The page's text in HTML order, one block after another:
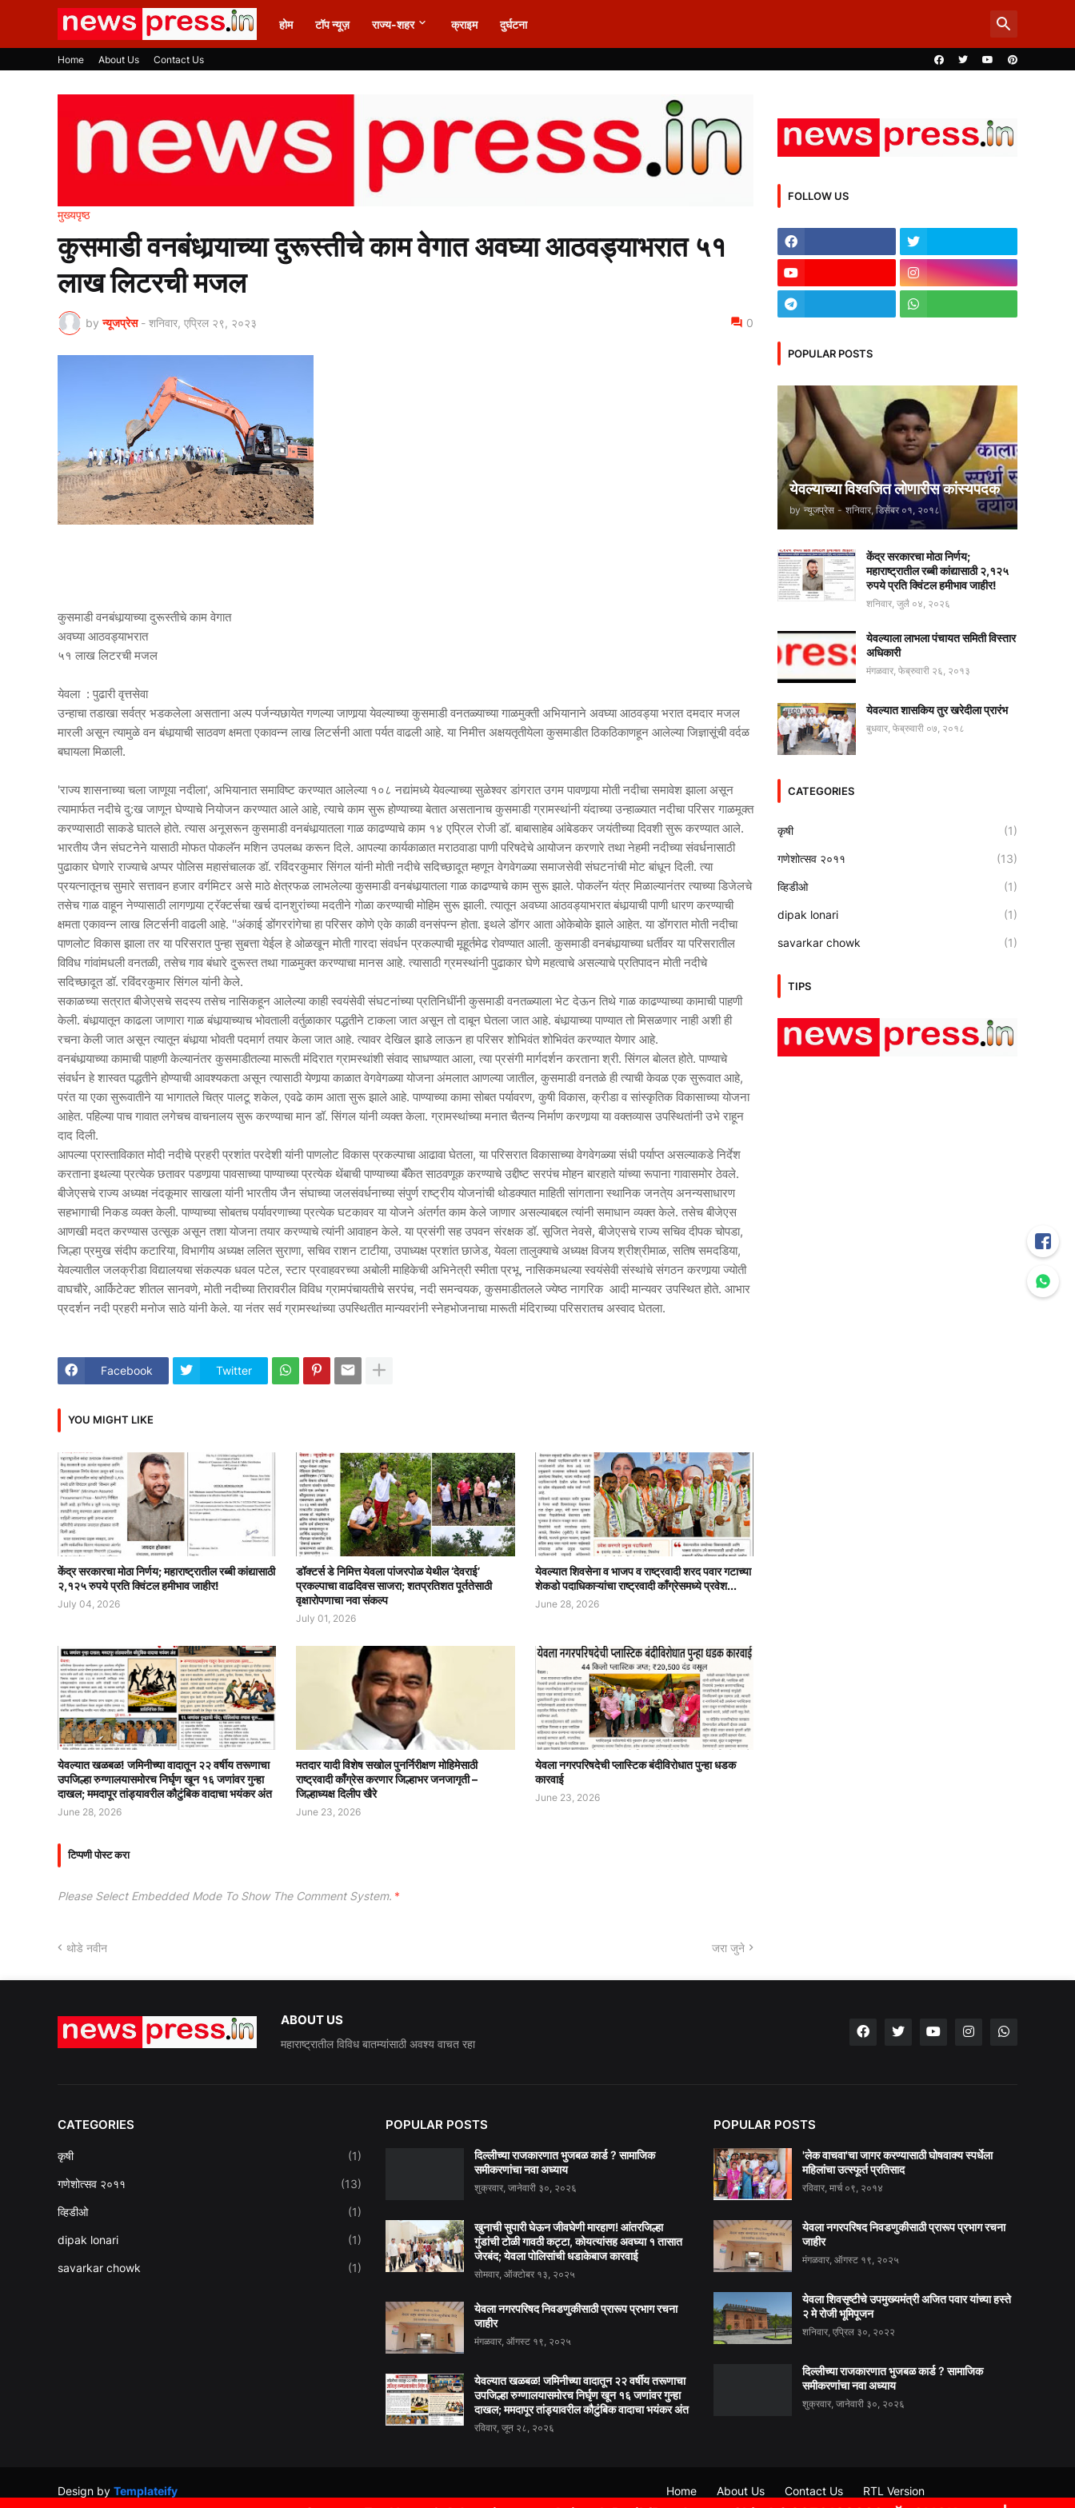
होम टॉप न्यूज़ राज्य-शहर क्राइम दुर्घटना
Home About Us Contact Us
मुख्यपृष्ठ
कुसमाडी वनबंधार्‍याच्या दुरूस्तीचे काम वेगात अवघ्या आठवड्याभरात ५१
लाख लिटरची मजल
by न्यूजप्रेस - शनिवार, एप्रिल २९, २०२३ 0
कुसमाडी वनबंधार्‍याच्या दुरूस्तीचे काम वेगात
अवघ्या आठवड्याभरात
५१ लाख लिटरची मजल
येवला : पुढारी वृत्तसेवा
उन्हाचा तडाखा सर्वत्र भडकलेला असताना अल्प पर्जन्यछायेत गणल्या जाणार्‍या येवल्याच्या कुसमाडी वनतळ्याच्या गाळमुक्ती अभियानाने अवघ्या आठवड्या भरात दमदार मजल
मारली असून त्यामुळे वन बंधार्‍याची साठवण क्षमता एकावन्न लाख लिटर्सनी आता पर्यत वाढली आहे. या निमीत्त अक्षयतृतीयेला कुसमाडीत ठिकठिकाणहून आलेल्या जिज्ञासूंची वर्दळ
बघायला मिळाली.
'राज्य शासनाच्या चला जाणूया नदीला', अभियानात समाविष्ट करण्यात आलेल्या १०८ नद्यांमध्ये येवल्याच्या सुळेश्वर डांगरात उगम पावणार्‍या मोती नदीचा समावेश झाला असून
त्यामार्फत नदीचे दु:ख जाणून घेण्याचे नियोजन करण्यात आले आहे, त्याचे काम सुरू होण्याच्या बेतात असतानाच कुसमाडी ग्रामस्थांनी यंदाच्या उन्हाळ्यात नदीचा परिसर गाळमूक्त
करण्यासाठी साकडे घातले होते. त्यास अनूसरून कुसमाडी वनबंधार्‍यातला गाळ काढण्याचे काम १४ एप्रिल रोजी डॉ. बाबासाहेब आंबेडकर जयंतीच्या दिवशी सुरू करण्यात आले.
भारतीय जैन संघटनेने यासाठी मोफत पोकलॅन मशिन उपलब्ध करून दिले. आपल्या कार्यकाळात मराठवाडा पाणी परिषदेचे आयोजन करणारे तथा नेहमी नदीच्या संवर्धनासाठी
पुढाकार घेणारे राज्याचे अप्पर पोलिस महासंचालक डॉ. रविंदरकुमार सिंगल यांनी मोती नदीचे सदिच्छादूत म्हणून वेगवेगळ्या समाजसेवी संघटनांची मोट बांधून दिली. त्या
प्रयत्नातूनच सुमारे सत्तावन हजार वर्गमिटर असे माठे क्षेत्रफळ लाभलेल्या कुसमाडी वनबंधार्‍यातला गाळ काढण्याचे काम सुरू झाले. पोकलॅन यंत्र मिळाल्यानंतर त्याच्या डिजेलचे
तसेच गाळ वाहून नेण्यासाठी लागणार्‍या ट्रॅक्टर्सचा खर्च दानशुरांच्या मदतीने गोळा करण्याची मोहिम सुरू झाली. त्यातून अवघ्या आठवड्याभरात बंधार्‍याची पाणी धारण करण्याची
क्षमता एकावन्न लाख लिटर्सनी वाढली आहे. ''अंकाई डोंगररांगेचा हा परिसर कोणे एके काळी वनसंपन्न होता. इथले डोंगर आता ओकेबोके झाले आहेत. या डोंगरात मोती नदीचा
पाणलोट विकास झाला तर या परिसरात पुन्हा सुबत्ता येईल हे ओळखून मोती गारदा संवर्धन प्रकल्पाची मूहूर्तमेढ रोवण्यात आली. कुसमाडी वनबंधार्‍याच्या धर्तीवर या परिसरातील
विविध गांवांमधली वनतळी, तसेच गाव बंधारे दुरूस्त तथा गाळमुक्त करण्याचा मानस आहे. त्यासाठी ग्रमस्थांनी पुढाकार घेणे महत्वाचे असल्याचे प्रतिपादन मोती नदीचे
सदिच्छादूत डॉ. रविंदरकुमार सिंगल यांनी केले.
सकाळच्या सत्रात बीजेएसचे सदस्य तसेच नासिकहून आलेल्या काही स्वयंसेवी संघटनांच्या प्रतिनिधींनी कुसमाडी वनतळ्याला भेट देऊन तिथे गाळ काढण्याच्या कामाची पाहणी
केली. बंधार्‍यातून काढला जाणारा गाळ बंधार्‍याच्याच भोवताली वर्तुळाकार पद्धतीने टाकला जात असून तो दाबून घेतला जात आहे. बंधार्‍याच्या पाण्यात तो मिसळणार नाही अशी ही
रचना केली जात असून त्यातून बंधार्‍या भोवती पदमार्ग तयार केला जात आहे. त्यावर देखिल झाडे लाऊन हा परिसर शोभिवंत शोभिवंत करण्यात येणार आहे.
वनबंधार्‍याच्या कामाची पाहणी केल्यानंतर कुसमाडीतल्या मारूती मंदिरात ग्रामस्थांशी संवाद साधण्यात आला, त्या प्रसंगी मार्गदर्शन करताना श्री. सिंगल बोलत होते. पाण्याचे
संवर्धन हे शास्वत पद्धतीने होण्याची आवश्यकता असून त्यासाठी येणार्‍या काळात वेगवेगळ्या योजना अंमलात आणल्या जातील, कुसमाडी वनतळे ही त्याची केवळ एक सुरूवात आहे,
परंत या एका सुरूवातीने या भागातले चित्र पालटू शकेल, एवढे काम आता सुरू झाले आहे. पाण्याच्या कामा सोबत पर्यावरण, कुषी विकास, क्रीडा व सांस्कृतिक विकासाच्या योजना
आहेत. पहिल्या पाच गावात लगेचच वाचनालय सुरू करण्याचा मान डॉ. सिंगल यांनी व्यक्त केला. ग्रामस्थांच्या मनात चैतन्य निर्माण करणार्‍या या वक्तव्यास उपस्थितांनी उभे राहून
दाद दिली.
आपल्या प्रास्ताविकात मोदी नदीचे प्रहरी प्रशांत परदेशी यांनी पाणलोट विकास प्रकल्पाचा आढावा घेतला, या परिसरात विकासाच्या वेगवेगळ्या संधी पर्याप्त असल्याकडे निर्देश
करताना इथल्या प्रत्येक छतावर पडणार्‍या पावसाच्या पाण्याच्या प्रत्येक थेंबाची पाण्याच्या बॅंकेत साठवणूक करण्याचे उद्दीष्ट सरपंच मोहन बारहाते यांच्या रूपाना गावासमोर ठेवले.
बीजेएसचे राज्य अध्यक्ष नंदकूमार साखला यांनी भारतीय जैन संघाच्या जलसंवर्धनाच्या संपुर्ण राष्ट्रीय योजनांची थोडक्यात माहिती सांगताना स्थानिक जनते्य अनन्यसाधारण
सहभागाची निकड व्यक्त केली. पाण्याच्या सोबतच पर्यावरणाच्या प्रत्येक घटकावर या योजने अंतर्गत काम केले जाणार असल्याबद्दल त्यांनी समाधान व्यक्त केले. तसेच बीजेएस
आणखी मदत करण्यास उत्सूक असून तशा योजना तयार करण्याचे त्यांनी आवाहन केले. या प्रसंगी सह उपवन संरक्षक डॉ. सूजित नेवसे, बीजेएसचे राज्य सचिव दीपक चोपडा,
जिल्हा प्रमुख संदीप कटारिया, विभागीय अध्यक्ष ललित सुराणा, सचिव राशन टाटीया, उपाध्यक्ष प्रशांत छाजेड, येवला तालुक्याचे अध्यक्ष विजय श्रीश्रीमाळ, सतिष समदडिया,
येवल्यातील जलक्रीडा विद्यालयचा संकल्पक धवल पटेल, स्टार प्रवाहवरच्या अबोली माहिकेची अभिनेत्री स्मीता प्रभू, नासिकमधल्या स्वयंसेवी संस्थांचे संगठन करणार्‍या ज्योती
वाघचौरे, आर्किटेक्ट शीतल सानवणे, मोती नदीच्या तिरावरील विविध ग्रामपंचायतीचे सरपंच, नदी समन्वयक, कुसमाडीतलले ज्येष्ठ नागरिक आदी मान्यवर उपस्थित होते. आभार
प्रदर्शन नदी प्रहरी मनोज साठे यांनी केले. या नंतर सर्व ग्रामस्थांच्या उपस्थितीत मान्यवरांनी स्नेहभोजनाचा मारूती मंदिराच्या परिसरातच अस्वाद घेतला.
Facebook Twitter
YOU MIGHT LIKE
केंद्र सरकारचा मोठा निर्णय; महाराष्ट्रातील रब्बी कांद्यासाठी
२,१२५ रुपये प्रति क्विंटल हमीभाव जाहीर!
July 04, 2026
डॉक्टर्स डे निमित्त येवला पांजरपोळ येथील ‘देवराई’
प्रकल्पाचा वाढदिवस साजरा; शतप्रतिशत पूर्ततेसाठी
वृक्षारोपणाचा नवा संकल्प
July 01, 2026
येवल्यात शिवसेना व भाजप व राष्ट्रवादी शरद पवार गटाच्या
शेकडो पदाधिकाऱ्यांचा राष्ट्रवादी काँग्रेसमध्ये प्रवेश...
June 28, 2026
येवल्यात खळबळ! जमिनीच्या वादातून २२ वर्षीय तरूणाचा
उपजिल्हा रुग्णालयासमोरच निर्घृण खून १६ जणांवर गुन्हा
दाखल; ममदापूर तांड्यावरील कौटुंबिक वादाचा भयंकर अंत
June 28, 2026
मतदार यादी विशेष सखोल पुनर्निरीक्षण मोहिमेसाठी
राष्ट्रवादी काँग्रेस करणार जिल्हाभर जनजागृती –
जिल्हाध्यक्ष दिलीप खैरे
June 23, 2026
येवला नगरपरिषदेची प्लास्टिक बंदीविरोधात पुन्हा धडक
कारवाई
June 23, 2026
टिप्पणी पोस्ट करा
Please Select Embedded Mode To Show The Comment System. *
थोडे नवीन जरा जुने
FOLLOW US
POPULAR POSTS
येवल्याच्या विश्वजित लोणारीस कांस्यपदक
by न्यूजप्रेस - शनिवार, डिसेंबर ०१, २०१८
केंद्र सरकारचा मोठा निर्णय;
महाराष्ट्रातील रब्बी कांद्यासाठी २,१२५
रुपये प्रति क्विंटल हमीभाव जाहीर!
शनिवार, जुलै ०४, २०२६
येवल्याला लाभला पंचायत समिती विस्तार
अधिकारी
मंगळवार, फेब्रुवारी २६, २०१३
येवल्यात शासकिय तुर खरेदीला प्रारंभ
बुधवार, फेब्रुवारी ०७, २०१८
CATEGORIES
कृषी (1)
गणेशोत्सव २०११ (13)
व्हिडीओ (1)
dipak lonari (1)
savarkar chowk (1)
TIPS
ABOUT US
महाराष्ट्रातील विविध बातम्यांसाठी अवश्य वाचत रहा
CATEGORIES
कृषी (1)
गणेशोत्सव २०११ (13)
व्हिडीओ (1)
dipak lonari (1)
savarkar chowk (1)
POPULAR POSTS
दिल्लीच्या राजकारणात भुजबळ कार्ड ? सामाजिक
समीकरणांचा नवा अध्याय
शुक्रवार, जानेवारी ३०, २०२६
खुनाची सुपारी घेऊन जीवघेणी मारहाण! आंतरजिल्हा
गुंडांची टोळी गावठी कट्टा, कोयत्यांसह अवघ्या १ तासात
जेरबंद; येवला पोलिसांची धडाकेबाज कारवाई
सोमवार, ऑक्टोबर १३, २०२५
येवला नगरपरिषद निवडणुकीसाठी प्रारूप प्रभाग रचना
जाहीर
मंगळवार, ऑगस्ट १९, २०२५
येवल्यात खळबळ! जमिनीच्या वादातून २२ वर्षीय तरूणाचा
उपजिल्हा रुग्णालयासमोरच निर्घृण खून १६ जणांवर गुन्हा
दाखल; ममदापूर तांड्यावरील कौटुंबिक वादाचा भयंकर अंत
रविवार, जून २८, २०२६
POPULAR POSTS
'लेक वाचवा'चा जागर करण्यासाठी घोषवाक्य स्पर्धेला
महिलांचा उत्स्फूर्त प्रतिसाद
रविवार, मार्च ०९, २०१४
येवला नगरपरिषद निवडणुकीसाठी प्रारूप प्रभाग रचना
जाहीर
मंगळवार, ऑगस्ट १९, २०२५
येवला शिवसृष्टीचे उपमुख्यमंत्री अजित पवार यांच्या हस्ते
२ मे रोजी भूमिपूजन
शनिवार, एप्रिल ३०, २०२२
दिल्लीच्या राजकारणात भुजबळ कार्ड ? सामाजिक
समीकरणांचा नवा अध्याय
शुक्रवार, जानेवारी ३०, २०२६
Design by Templateify Home About Us Contact Us
RTL Version